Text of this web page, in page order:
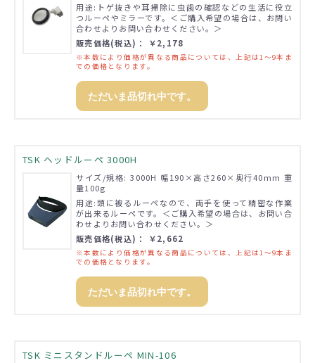
用途:トゲ抜きや耳掃除に虫歯の確認などの生活に役立
つルーペやミラーです。＜ご購入希望の場合は、お問い
合わせよりお問い合わせください。＞
販売価格(税込)： ￥2,178
※本数により価格が異なる商品については、上記は1～9本ま
での価格となります。
ただいま品切れ中です。
TSK ヘッドルーペ 3000H
サイズ/規格: 3000H 幅190×高さ260×奥行40mm 重
量100g
用途:頭に被るルーペなので、両手を使って精密な作業
が出来るルーペです。＜ご購入希望の場合は、お問い合
わせよりお問い合わせください。＞
販売価格(税込)： ￥2,662
※本数により価格が異なる商品については、上記は1～9本ま
での価格となります。
ただいま品切れ中です。
TSK ミニスタンドルーペ MIN-106